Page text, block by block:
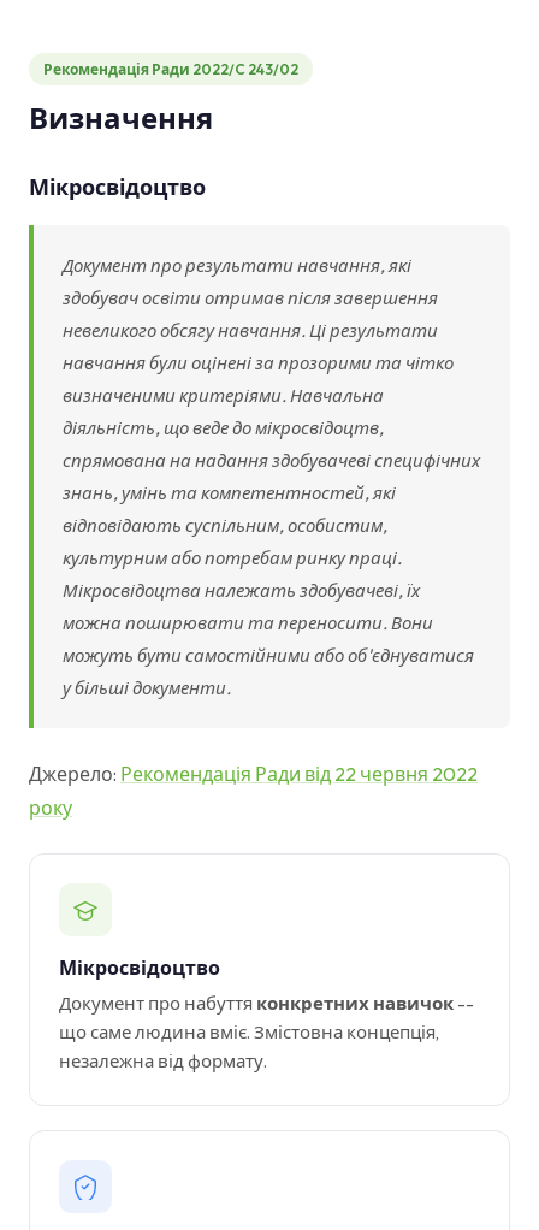
Рекомендація Ради 2022/C 243/02
Визначення
Мікросвідоцтво
Документ про результати навчання, які
здобувач освіти отримав після завершення
невеликого обсягу навчання. Ці результати
навчання були оцінені за прозорими та чітко
визначеними критеріями. Навчальна
діяльність, що веде до мікросвідоцтв,
спрямована на надання здобувачеві специфічних
знань, умінь та компетентностей, які
відповідають суспільним, особистим,
культурним або потребам ринку праці.
Мікросвідоцтва належать здобувачеві, їх
можна поширювати та переносити. Вони
можуть бути самостійними або об'єднуватися
у більші документи.
Джерело: Рекомендація Ради від 22 червня 2022
року
Мікросвідоцтво
Документ про набуття конкретних навичок --
що саме людина вміє. Змістовна концепція,
незалежна від формату.